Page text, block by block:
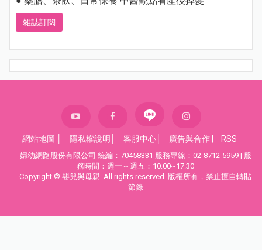
雜誌訂閱
網站地圖 隱私權說明 客服中心 廣告與合作| RSS
婦幼網路股份有限公司 統編：70458331 服務專線：02-8712-5959 | 服
務時間：週一～週五：10:00~17:30
Copyright © 嬰兒與母親. All rights reserved. 版權所有，禁止擅自轉貼
節錄